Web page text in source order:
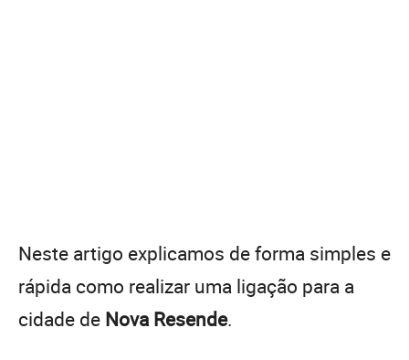
Neste artigo explicamos de forma simples e
rápida como realizar uma ligação para a
cidade de Nova Resende.